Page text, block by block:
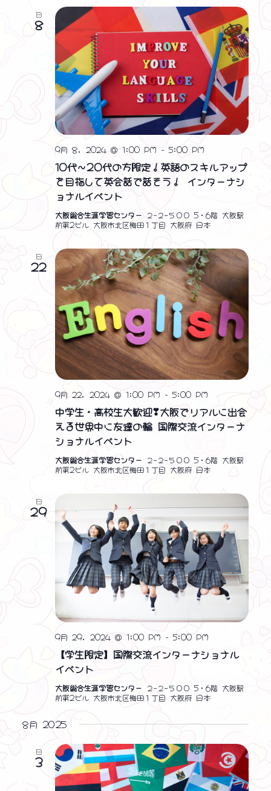
日
8
10代～20代の方限定！英語のスキルアップ
を目指して英会話で話そう！ インターナシ
ョナルイベント
9月 8, 2024 @ 1:00 PM -5:00 PM
大阪総合生涯学習センター ２−２−５００ 5・6階 大阪駅
前第2ビル 大阪市北区梅田１丁目 大阪府 日本
日
22
中学生・高校生大歓迎❣大阪でリアルに出会
える世界中に友達の輪 国際交流インターナ
ショナルイベント
9月 22, 2024 @ 1:00 PM -5:00 PM
大阪総合生涯学習センター ２−２−５００ 5・6階 大阪駅
前第2ビル 大阪市北区梅田１丁目 大阪府 日本
日
29
【学生限定】国際交流インターナショナル
イベント
9月 29, 2024 @ 1:00 PM -5:00 PM
大阪総合生涯学習センター ２−２−５００ 5・6階 大阪駅
前第2ビル 大阪市北区梅田１丁目 大阪府 日本
8月 2025
日
3